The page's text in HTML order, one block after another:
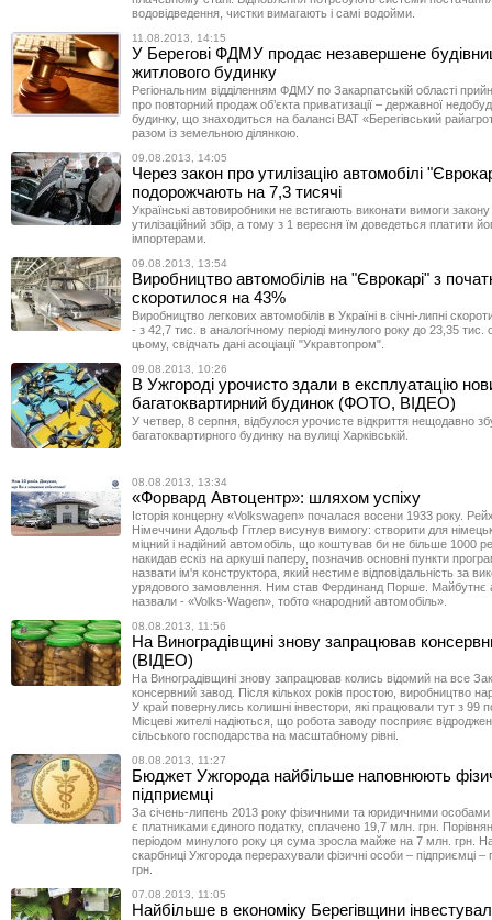
водовідведення, чистки вимагають і самі водойми.
11.08.2013, 14:15
У Берегові ФДМУ продає незавершене
житлового будинку
Регіональним відділенням ФДМУ по Закарпатській області
про повторний продаж об’єкта приватизації – державної
будинку, що знаходиться на балансі ВАТ «Берегівський
разом із земельною ділянкою.
09.08.2013, 14:05
Через закон про утилізацію автомобілі
подорожчають на 7,3 тисячі
Українські автовиробники не встигають виконати вимоги
утилізаційний збір, а тому з 1 вересня їм доведеться платити
імпортерами.
09.08.2013, 13:54
Виробництво автомобілів на "Єврокарі" з
скоротилося на 43%
Виробництво легкових автомобілів в Україні в січні-липні
- з 42,7 тис. в аналогічному періоді минулого року до 23,35 тис.
цьому, свідчать дані асоціації "Укравтопром".
09.08.2013, 10:26
В Ужгороді урочисто здали в експлуатацію
багатоквартирний будинок (ФОТО, ВІДЕО)
У четвер, 8 серпня, відбулося урочисте відкриття нещодавно
багатоквартирного будинку на вулиці Харківській.
08.08.2013, 13:34
«Форвард Автоцентр»: шляхом успіху
Історія концерну «Volkswagen» почалася восени 1933 року.
Німеччини Адольф Гітлер висунув вимогу: створити для
міцний і надійний автомобіль, що коштував би не більше 1000
накидав ескіз на аркуші паперу, позначив основні пункти
назвати ім'я конструктора, який нестиме відповідальність за
урядового замовлення. Ним став Фердинанд Порше. Майбутнє
назвали - «Volks-Wagen», тобто «народний автомобіль».
08.08.2013, 11:56
На Виноградівщині знову запрацював
(ВІДЕО)
На Виноградівщині знову запрацював колись відомий на все
консервний завод. Після кількох років простою, виробництво
У край повернулись колишні інвестори, які працювали тут з 99
Місцеві жителі надіються, що робота заводу посприяє
сільського господарства на масштабному рівні.
08.08.2013, 11:27
Бюджет Ужгорода найбільше наповнюють
підприємці
За січень-липень 2013 року фізичними та юридичними особами
є платниками єдиного податку, сплачено 19,7 млн. грн.
періодом минулого року ця сума зросла майже на 7 млн. грн.
скарбниці Ужгорода перерахували фізичні особи – підприємці
грн.
07.08.2013, 11:05
Найбільше в економіку Берегівщини